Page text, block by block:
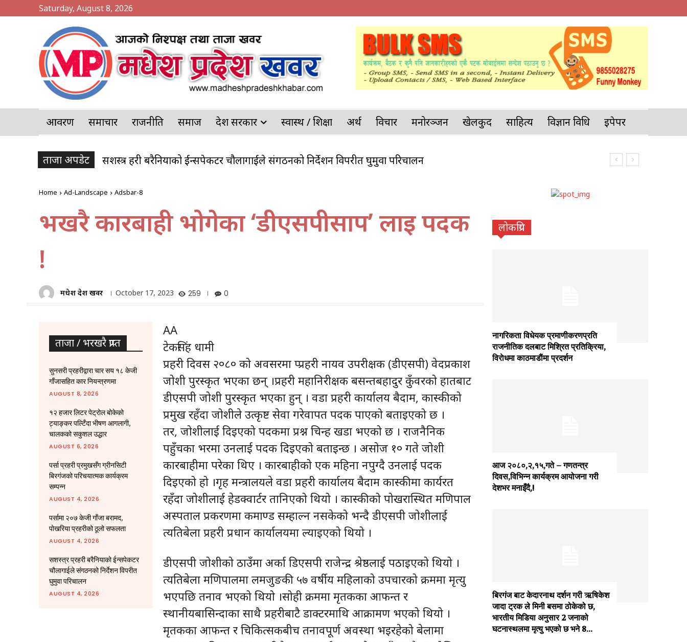
Saturday, August 8, 2026
आवरण समाचार राजनीति समाज प्रदेश सरकार स्वास्थ / शिक्षा अर्थ विचार मनोरञ्जन खेलकुद साहित्य विज्ञान प्रविधि इपेपर
ताजा अपडेट सशस्त्र प्रहरी बरैनियाको ईन्सपेकटर चौलागाईले संगठनको निर्देशन विपरीत घुमुवा परिचालन
Home Ad-Landscape Adsbar-8
भर्खरै कारबाही भोगेका ‘डीएसपीसाप’ लाई पदक
!
मधेश प्रदेश खवर October 17, 2023 259 0
ताजा / भरखरै प्राप्त
सुनसरी प्रहरीद्वारा चार सय १८ केजी
गाँजासहित कार नियन्त्रणमा
AUGUST 8, 2026
१२ हजार लिटर पेट्रोल बोकेको
ट्याङ्कर पल्टिँदा भीषण आगलागी,
चालकको सकुशल उद्धार
AUGUST 6, 2026
पर्सा प्रहरी प्रमुखसँग ग्रीनसिटी
बिरगंजको परिचयात्मक कार्यक्रम
सम्पन्न
AUGUST 4, 2026
पर्सामा २०७ केजी गाँजा बरामद,
पोखरिया प्रहरीको ठूलो सफलता
AUGUST 4, 2026
सशस्त्र प्रहरी बरैनियाको ईन्सपेकटर
चौलागाईले संगठनको निर्देशन विपरीत
घुमुवा परिचालन
AUGUST 4, 2026
AA
टेकसिंह धामी
प्रहरी दिवस २०८० को अवसरमा प्प्रहरी नायव उपरीक्षक (डीएसपी) वेदप्रकाश
जोशी पुरस्कृत भएका छन् ।प्रहरी महानिरीक्षक बसन्तबहादुर कुँवरको हातबाट
डीएसपी जोशी पुरस्कृत भएका हुन् । वडा प्रहरी कार्यालय बैदाम, कास्कीको
प्रमुख रहँदा जोशीले उत्कृष्ट सेवा गरेवापत पदक पाएको बताइएको छ ।
तर, जोशीलाई दिइएको पदकमा प्रश्न चिन्ह खडा भएको छ । राजनैनिक
पहुँचका भरमा उनलाई पदक दिइएको बताइन्छ । असोज १० गते जोशी
कारबाहीमा परेका थिए । कारबाहीको एक महिना नपुग्दै उनलाई पदक
दिइएको हो ।गृह मन्त्रालयले वडा प्रहरी कार्यालय बैदाम कास्कीमा कार्यरत
रहँदा जोशीलाई हेडक्वार्टर तानिएको थियो । कास्कीको पोखरास्थित मणिपाल
अस्पताल प्रकरणमा कमाण्ड सम्हाल्न नसकेको भन्दै डीएसपी जोशीलाई
त्यतिबेला प्रहरी प्रधान कार्यालयमा ल्याइएको थियो ।
डीएसपी जोशीको ठाउँमा अर्का डिएसपी राजेन्द्र श्रेष्ठलाई पठाइएको थियो ।
त्यतिबेला मणिपालमा लमजुङकी ५७ वर्षीय महिलाको उपचारको क्रममा मृत्यु
भएपछि तनाव भएको थियो ।सोही क्रममा मृतकका आफन्त र
स्थानीयबासिन्दाका साथै प्रहरीबाटै डाक्टरमाथि आक्रामण भएको थियो ।
मृतकका आफन्त र चिकित्सकबीच तनावपूर्ण अवस्था भइरहेको बेलामा
लोकप्रिय
नागरिकता विधेयक प्रमाणीकरणप्रति
राजनीतिक दलबाट मिश्रित प्रतिक्रिया,
विराेधमा काठमाडाैंमा प्रदर्शन
आज २०८०,२,१५,गते – गणतन्त्र
दिवस,विभिन्न कार्यक्रम आयोजना गरी
देशभर मनाइँदै,!
बिरगंज बाट केदारनाथ दर्शन गरी ऋषिकेश
जादा ट्रक ले मिनी बसमा ठोकेको छ,
भारतीय मिडिया अनुसार 2 जनाको
घटनास्थलमा मृत्यु भएको छ भने 8...